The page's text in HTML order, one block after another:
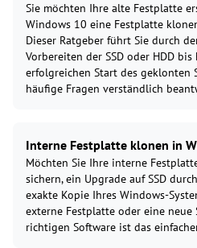
Sie möchten Ihre alte Festplatte
Windows 10 eine Festplatte
Dieser Ratgeber führt Sie durch
Vorbereiten der SSD oder HDD
erfolgreichen Start des geklonten
häufige Fragen verständlich
Interne Festplatte klonen in
Möchten Sie Ihre interne
sichern, ein Upgrade auf SSD
exakte Kopie Ihres Windows-
externe Festplatte oder eine neue
richtigen Software ist das